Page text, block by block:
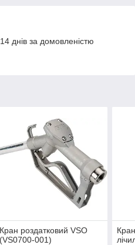
днів за домовленістю
Кран роздатковий VSO
(VS0700-001)